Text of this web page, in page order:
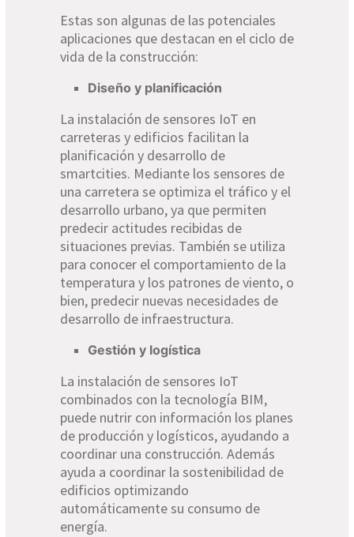
Estas son algunas de las potenciales
aplicaciones que destacan en el ciclo de
vida de la construcción:
Diseño y planificación
La instalación de sensores IoT en
carreteras y edificios facilitan la
planificación y desarrollo de
smartcities. Mediante los sensores de
una carretera se optimiza el tráfico y el
desarrollo urbano, ya que permiten
predecir actitudes recibidas de
situaciones previas. También se utiliza
para conocer el comportamiento de la
temperatura y los patrones de viento, o
bien, predecir nuevas necesidades de
desarrollo de infraestructura.
Gestión y logística
La instalación de sensores IoT
combinados con la tecnología BIM,
puede nutrir con información los planes
de producción y logísticos, ayudando a
coordinar una construcción. Además
ayuda a coordinar la sostenibilidad de
edificios optimizando
automáticamente su consumo de
energía.